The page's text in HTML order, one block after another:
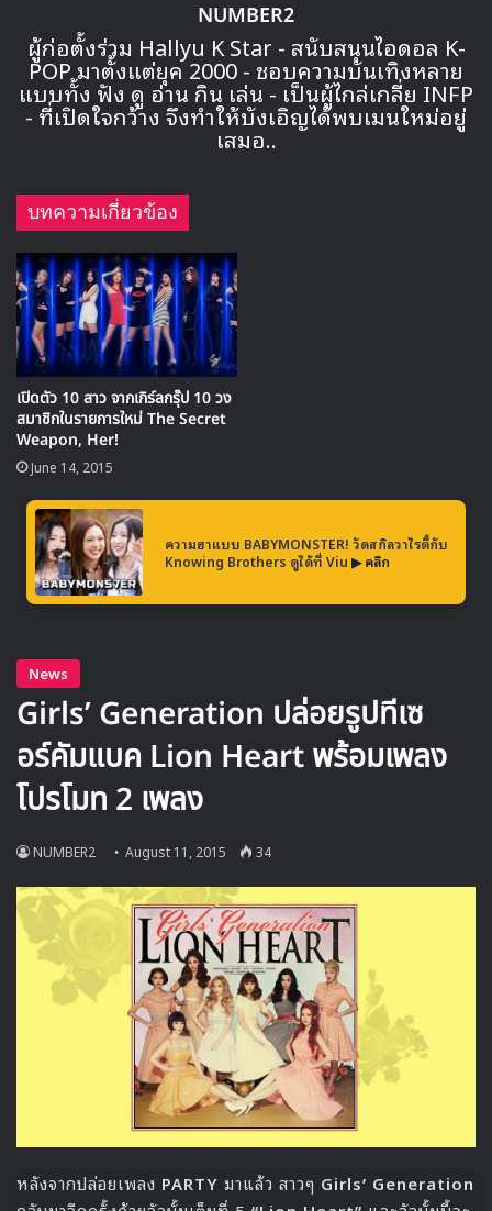
2EYES เดบิวท์ในปี 2013 ด้วย ซิงเกิล Don’t Mess With Me
ในสังกัด Sidus HQ ก่อนที่จะมีการเปลี่ยนแปลงสมาชิกเมื่อต้นปี
โดย ยอนจุน มักเน่ของวง เจ้าของฉายา เงาเสียง IU จากรายการ
Hidden Singer ได้ออกจากวงไป
ติดตามการคัมแบคครั้งนี้ของ 2EYES ว่าการเปลี่ยนแปลงครั้งนี้
จะมีผลกับทิศทางของวงอย่างไร
2eyes PIPPI
NUMBER2
ผู้ก่อตั้งร่วม Hallyu K Star - สนับสนุนไอดอล K-
POP มาตั้งแต่ยุค 2000 - ชอบความบันเทิงหลาย
แบบทั้ง ฟัง ดู อ่าน กิน เล่น - เป็นผู้ไกล่เกลี่ย INFP
- ที่เปิดใจกว้าง จึงทำให้บังเอิญได้พบเมนใหม่อยู่
เสมอ..
บทความเกี่ยวข้อง
เปิดตัว 10 สาว จากเกิร์ลกรุ๊ป 10 วง
สมาชิกในรายการใหม่ The Secret
Weapon, Her!
June 14, 2015
ความฮาแบบ BABYMONSTER! วัดสกิลวาไรตี้กับ
Knowing Brothers ดูได้ที่ Viu ▶ คลิก